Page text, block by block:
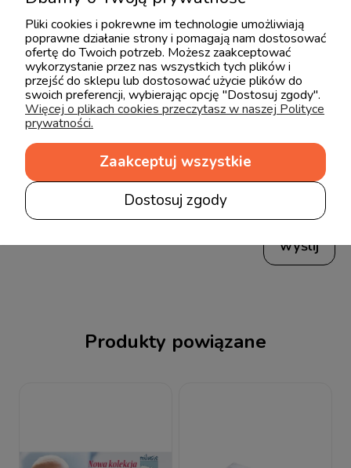
Imię lub pseudonim:
Twoja opinia:
wyślij
Produkty powiązane
Pliki cookies i pokrewne im technologie umożliwiają
poprawne działanie strony i pomagają nam dostosować
ofertę do Twoich potrzeb. Możesz zaakceptować
wykorzystanie przez nas wszystkich tych plików i
przejść do sklepu lub dostosować użycie plików do
swoich preferencji, wybierając opcję "Dostosuj zgody".
Więcej o plikach cookies przeczytasz w naszej Polityce
prywatności.
Dostosuj zgody
Zaakceptuj wszystkie